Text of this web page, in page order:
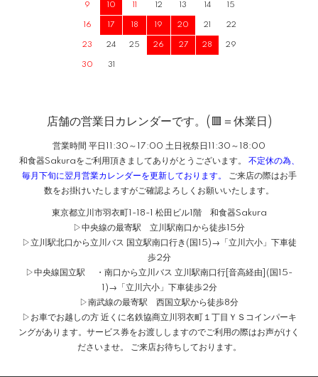
9 10 12 13 14 15
16 17 18 19 20 21 22
23 24 25 26 27 28 29
30 31
店舗の営業日カレンダーです。(🟥＝休業日)
営業時間 平日11:30～17:00 土日祝祭日11:30～18:00
和食器Sakuraをご利用頂きましてありがとうございます。 不定休の為、
毎月下旬に翌月営業カレンダーを更新しております。
ご来店の際はお手
数をお掛けいたしますがご確認よろしくお願いいたします。
東京都立川市羽衣町1-18-1 松田ビル1階 和食器Sakura
▷中央線の最寄駅 立川駅南口から徒歩15分
▷立川駅北口から立川バス 国立駅南口行き(国15)→「立川六小」下車徒
歩2分
▷中央線国立駅 ・南口から立川バス 立川駅南口行[音高経由](国15-
1)→「立川六小」下車徒歩2分
▷南武線の最寄駅 西国立駅から徒歩8分
▷お車でお越しの方 近くに名鉄協商立川羽衣町１丁目ＹＳコインパーキ
ングがあります。サービス券をお渡ししますのでご利用の際はお声がけく
ださいませ。 ご来店お待ちしております。